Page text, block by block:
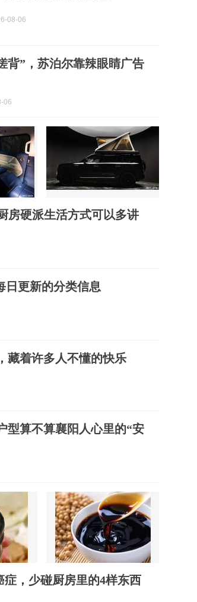
08-06
背”，苏泊尔靠辣眼睛广告
06
房硬派生活方式可以多讲
日更新的分类信息
藏着许多人不懂的快乐
型算不算襄阳人心里的“安
，少碰厨房里的4样东西